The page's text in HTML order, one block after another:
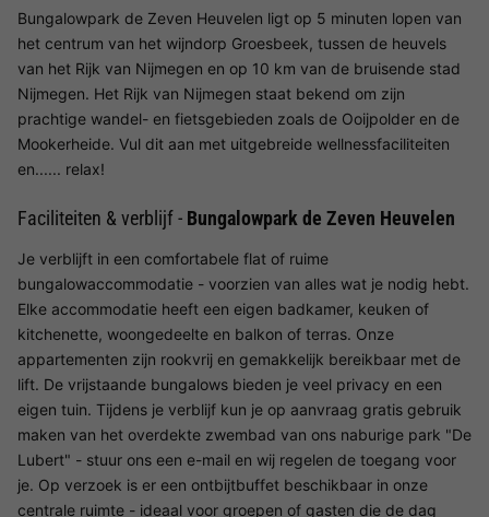
Bungalowpark de Zeven Heuvelen ligt op 5 minuten lopen van
het centrum van het wijndorp Groesbeek, tussen de heuvels
van het Rijk van Nijmegen en op 10 km van de bruisende stad
Nijmegen. Het Rijk van Nijmegen staat bekend om zijn
prachtige wandel- en fietsgebieden zoals de Ooijpolder en de
Mookerheide. Vul dit aan met uitgebreide wellnessfaciliteiten
en...... relax!
Faciliteiten & verblijf - Bungalowpark de Zeven Heuvelen
Je verblijft in een comfortabele flat of ruime
bungalowaccommodatie - voorzien van alles wat je nodig hebt.
Elke accommodatie heeft een eigen badkamer, keuken of
kitchenette, woongedeelte en balkon of terras. Onze
appartementen zijn rookvrij en gemakkelijk bereikbaar met de
lift. De vrijstaande bungalows bieden je veel privacy en een
eigen tuin. Tijdens je verblijf kun je op aanvraag gratis gebruik
maken van het overdekte zwembad van ons naburige park "De
Lubert" - stuur ons een e-mail en wij regelen de toegang voor
je. Op verzoek is er een ontbijtbuffet beschikbaar in onze
centrale ruimte - ideaal voor groepen of gasten die de dag